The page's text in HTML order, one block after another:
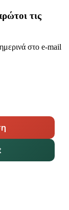
τις
στο e-mail